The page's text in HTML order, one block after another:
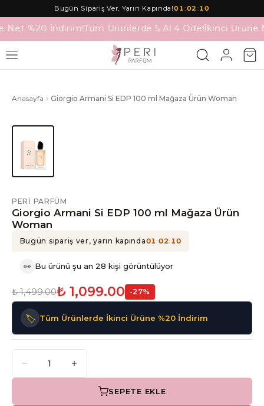
Bugün Sipariş Ver, Yarın Kapında!01:02 :10
Net %20 İndirim!Tüm Ürünlerde 5 Al 4 Öde!İkinci Ürüne
Anasayfa Giorgio Armani Si EDP 100 ml Mağaza Ürün Woman
PERI PARFÜM
Giorgio Armani Si EDP 100 ml Mağaza Ürün
Woman
Bugün sipariş ver, yarın kapında01:02: 10
👀 Bu ürünü şu an 28 kişi görüntülüyor
₺ 1,499.00₺ 1,099.00 -27%
🏷️ Tüm Ürünlerde İkinci Ürüne %20 İndirim
SEPETE EKLE